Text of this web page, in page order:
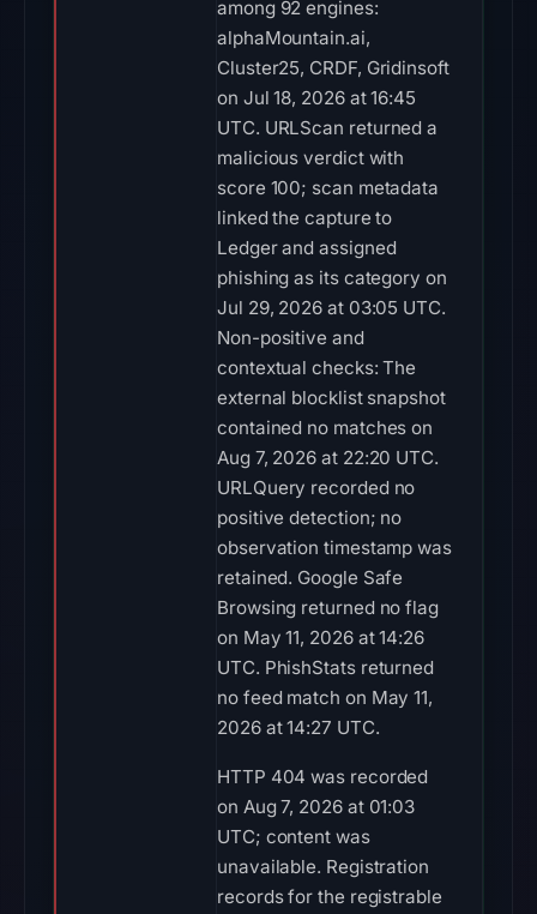
among 92 engines:
alphaMountain.ai,
Cluster25, CRDF, Gridinsoft
on Jul 18, 2026 at 16:45
UTC. URLScan returned a
malicious verdict with
score 100; scan metadata
linked the capture to
Ledger and assigned
phishing as its category on
Jul 29, 2026 at 03:05 UTC.
Non-positive and
contextual checks: The
external blocklist snapshot
contained no matches on
Aug 7, 2026 at 22:20 UTC.
URLQuery recorded no
positive detection; no
observation timestamp was
retained. Google Safe
Browsing returned no flag
on May 11, 2026 at 14:26
UTC. PhishStats returned
no feed match on May 11,
2026 at 14:27 UTC.
HTTP 404 was recorded
on Aug 7, 2026 at 01:03
UTC; content was
unavailable. Registration
records for the registrable